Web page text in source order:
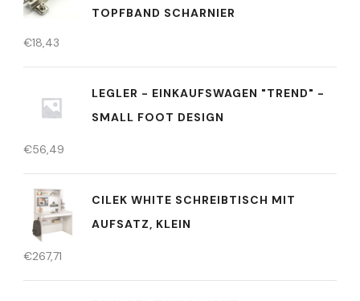
TOPFBAND SCHARNIER
€18,43
LEGLER - EINKAUFSWAGEN "TREND" -
SMALL FOOT DESIGN
€56,49
CILEK WHITE SCHREIBTISCH MIT
AUFSATZ, KLEIN
€267,71